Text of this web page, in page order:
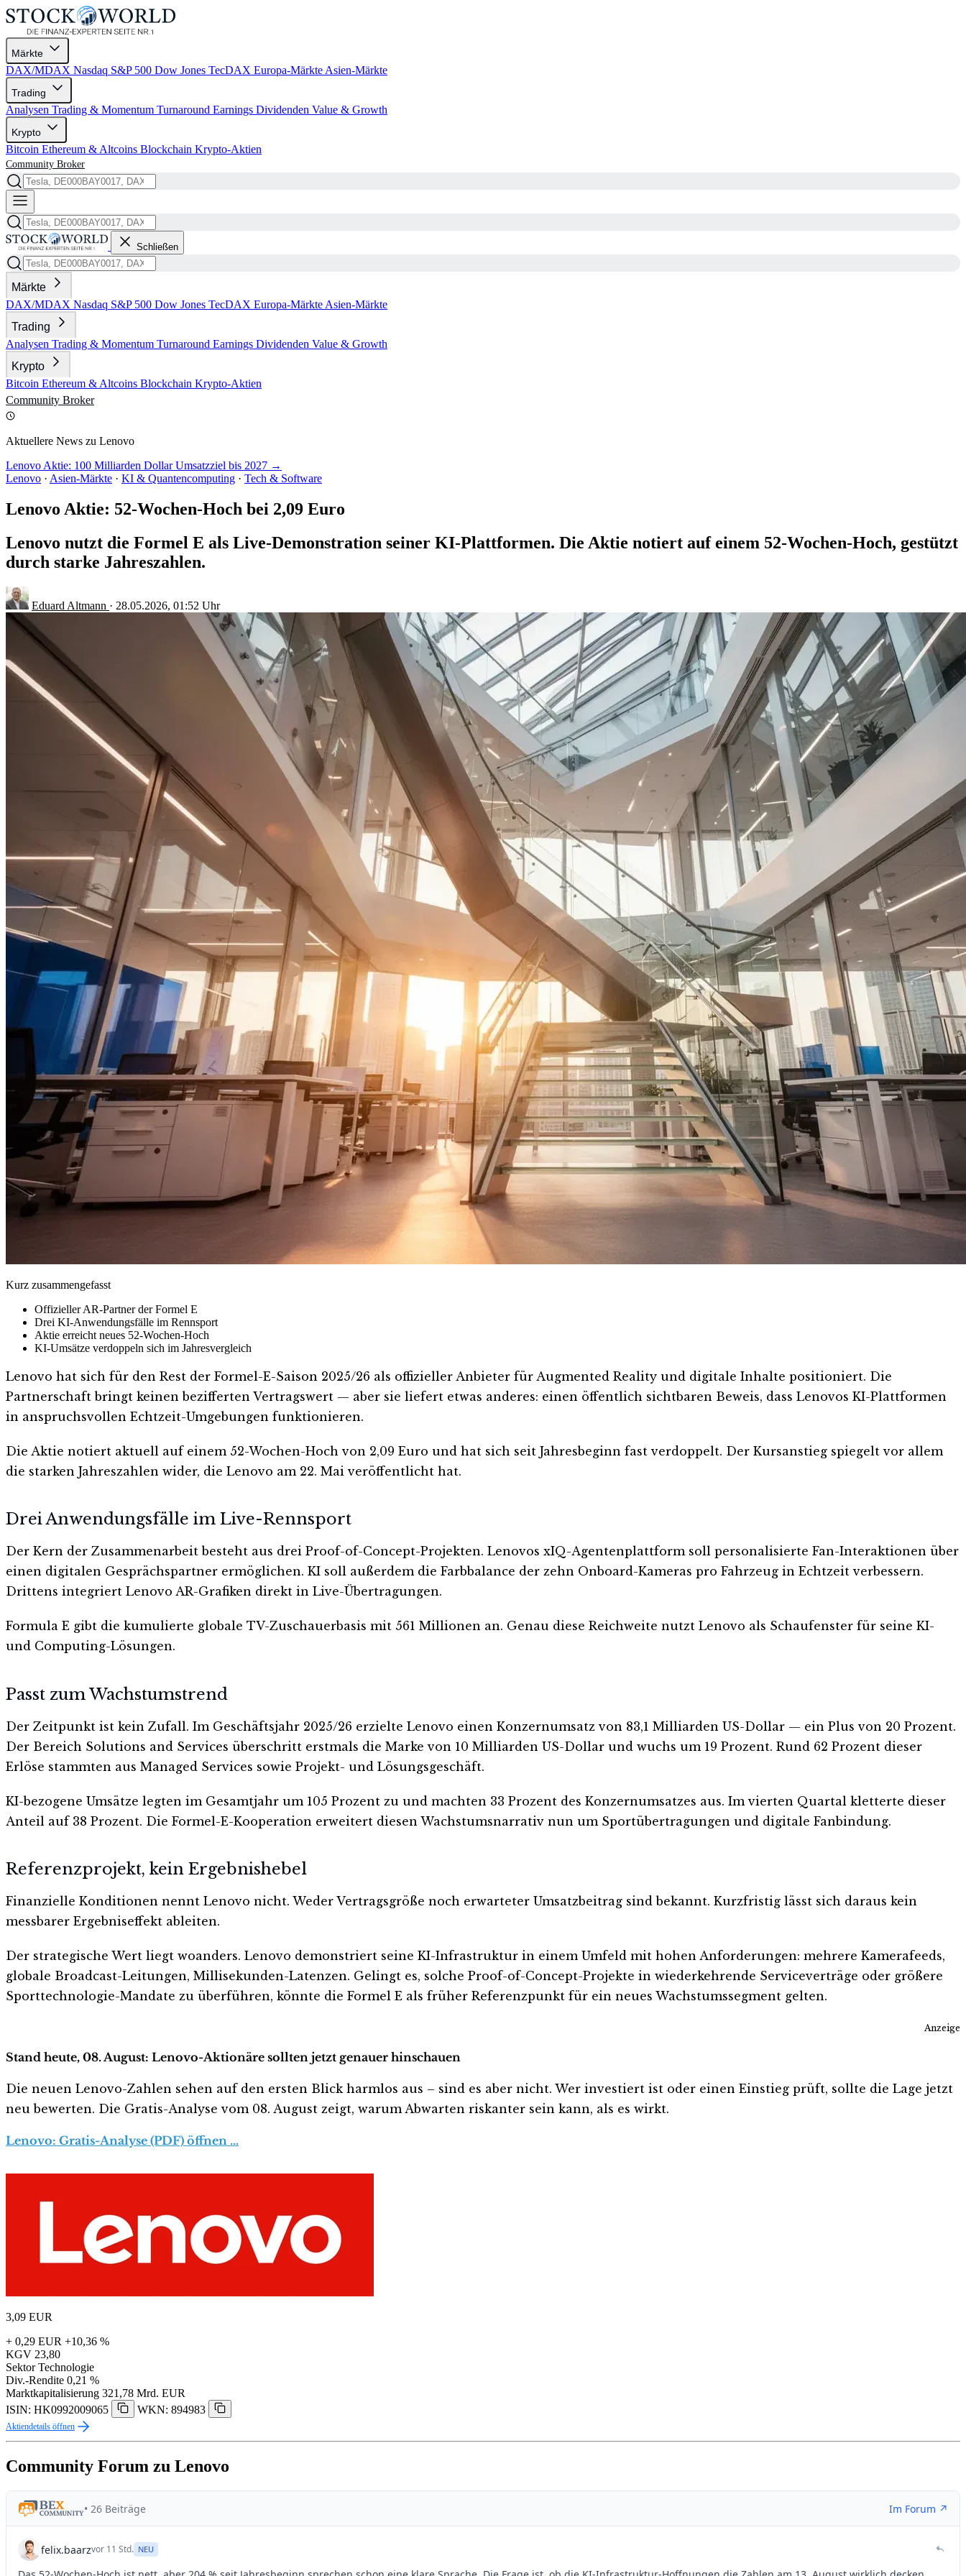
Märkte
DAX/MDAX Nasdaq S&P 500 Dow Jones TecDAX Europa-Märkte Asien-Märkte
Trading
Analysen Trading & Momentum Turnaround Earnings Dividenden Value & Growth
Krypto
Bitcoin Ethereum & Altcoins Blockchain Krypto-Aktien
Community Broker
Schließen
Märkte
DAX/MDAX Nasdaq S&P 500 Dow Jones TecDAX Europa-Märkte Asien-Märkte
Trading
Analysen Trading & Momentum Turnaround Earnings Dividenden Value & Growth
Krypto
Bitcoin Ethereum & Altcoins Blockchain Krypto-Aktien
Community Broker
Aktuellere News zu Lenovo
Lenovo Aktie: 100 Milliarden Dollar Umsatzziel bis 2027 →
Lenovo · Asien-Märkte · KI & Quantencomputing · Tech & Software
Lenovo Aktie: 52-Wochen-Hoch bei 2,09 Euro
Lenovo nutzt die Formel E als Live-Demonstration seiner KI-Plattformen. Die Aktie notiert auf einem 52-Wochen-Hoch, gestützt
durch starke Jahreszahlen.
Eduard Altmann · 28.05.2026, 01:52 Uhr
Kurz zusammengefasst
Offizieller AR-Partner der Formel E
Drei KI-Anwendungsfälle im Rennsport
Aktie erreicht neues 52-Wochen-Hoch
KI-Umsätze verdoppeln sich im Jahresvergleich
Lenovo hat sich für den Rest der Formel-E-Saison 2025/26 als offizieller Anbieter für Augmented Reality und digitale Inhalte positioniert. Die
Partnerschaft bringt keinen bezifferten Vertragswert — aber sie liefert etwas anderes: einen öffentlich sichtbaren Beweis, dass Lenovos KI-Plattformen
in anspruchsvollen Echtzeit-Umgebungen funktionieren.
Die Aktie notiert aktuell auf einem 52-Wochen-Hoch von 2,09 Euro und hat sich seit Jahresbeginn fast verdoppelt. Der Kursanstieg spiegelt vor allem
die starken Jahreszahlen wider, die Lenovo am 22. Mai veröffentlicht hat.
Drei Anwendungsfälle im Live-Rennsport
Der Kern der Zusammenarbeit besteht aus drei Proof-of-Concept-Projekten. Lenovos xIQ-Agentenplattform soll personalisierte Fan-Interaktionen über
einen digitalen Gesprächspartner ermöglichen. KI soll außerdem die Farbbalance der zehn Onboard-Kameras pro Fahrzeug in Echtzeit verbessern.
Drittens integriert Lenovo AR-Grafiken direkt in Live-Übertragungen.
Formula E gibt die kumulierte globale TV-Zuschauerbasis mit 561 Millionen an. Genau diese Reichweite nutzt Lenovo als Schaufenster für seine KI-
und Computing-Lösungen.
Passt zum Wachstumstrend
Der Zeitpunkt ist kein Zufall. Im Geschäftsjahr 2025/26 erzielte Lenovo einen Konzernumsatz von 83,1 Milliarden US-Dollar — ein Plus von 20 Prozent.
Der Bereich Solutions and Services überschritt erstmals die Marke von 10 Milliarden US-Dollar und wuchs um 19 Prozent. Rund 62 Prozent dieser
Erlöse stammten aus Managed Services sowie Projekt- und Lösungsgeschäft.
KI-bezogene Umsätze legten im Gesamtjahr um 105 Prozent zu und machten 33 Prozent des Konzernumsatzes aus. Im vierten Quartal kletterte dieser
Anteil auf 38 Prozent. Die Formel-E-Kooperation erweitert diesen Wachstumsnarrativ nun um Sportübertragungen und digitale Fanbindung.
Referenzprojekt, kein Ergebnishebel
Finanzielle Konditionen nennt Lenovo nicht. Weder Vertragsgröße noch erwarteter Umsatzbeitrag sind bekannt. Kurzfristig lässt sich daraus kein
messbarer Ergebniseffekt ableiten.
Der strategische Wert liegt woanders. Lenovo demonstriert seine KI-Infrastruktur in einem Umfeld mit hohen Anforderungen: mehrere Kamerafeeds,
globale Broadcast-Leitungen, Millisekunden-Latenzen. Gelingt es, solche Proof-of-Concept-Projekte in wiederkehrende Serviceverträge oder größere
Sporttechnologie-Mandate zu überführen, könnte die Formel E als früher Referenzpunkt für ein neues Wachstumssegment gelten.
Anzeige
Stand heute, 08. August: Lenovo-Aktionäre sollten jetzt genauer hinschauen
Die neuen Lenovo-Zahlen sehen auf den ersten Blick harmlos aus – sind es aber nicht. Wer investiert ist oder einen Einstieg prüft, sollte die Lage jetzt
neu bewerten. Die Gratis-Analyse vom 08. August zeigt, warum Abwarten riskanter sein kann, als es wirkt.
Lenovo: Gratis-Analyse (PDF) öffnen …
3,09 EUR
+ 0,29 EUR +10,36 %
KGV 23,80
Sektor Technologie
Div.-Rendite 0,21 %
Marktkapitalisierung 321,78 Mrd. EUR
ISIN: HK0992009065
WKN: 894983
Aktiendetails öffnen
Community Forum zu Lenovo